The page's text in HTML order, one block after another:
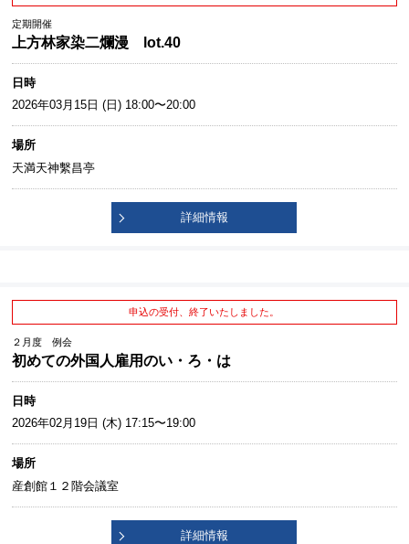
定期開催
上方林家染二爛漫 lot.40
日時
2026年03月15日 (日) 18:00〜20:00
場所
天満天神繫昌亭
詳細情報
申込の受付、終了いたしました。
２月度 例会
初めての外国人雇用のい・ろ・は
日時
2026年02月19日 (木) 17:15〜19:00
場所
産創館１２階会議室
詳細情報